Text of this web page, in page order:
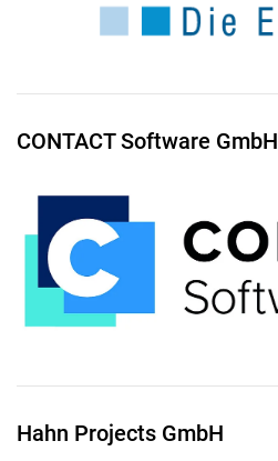
CONTACT Software GmbH
Hahn Projects GmbH